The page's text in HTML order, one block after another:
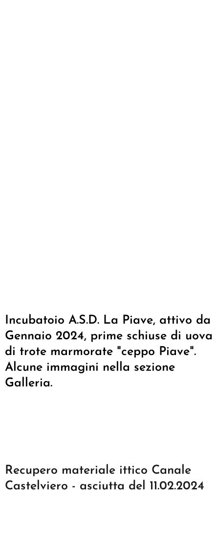
Incubatoio A.S.D. La Piave, attivo da
Gennaio 2024, prime schiuse di uova
di trote marmorate "ceppo Piave".
Alcune immagini nella sezione
Galleria.
Recupero materiale ittico Canale
Castelviero - asciutta del 11.02.2024